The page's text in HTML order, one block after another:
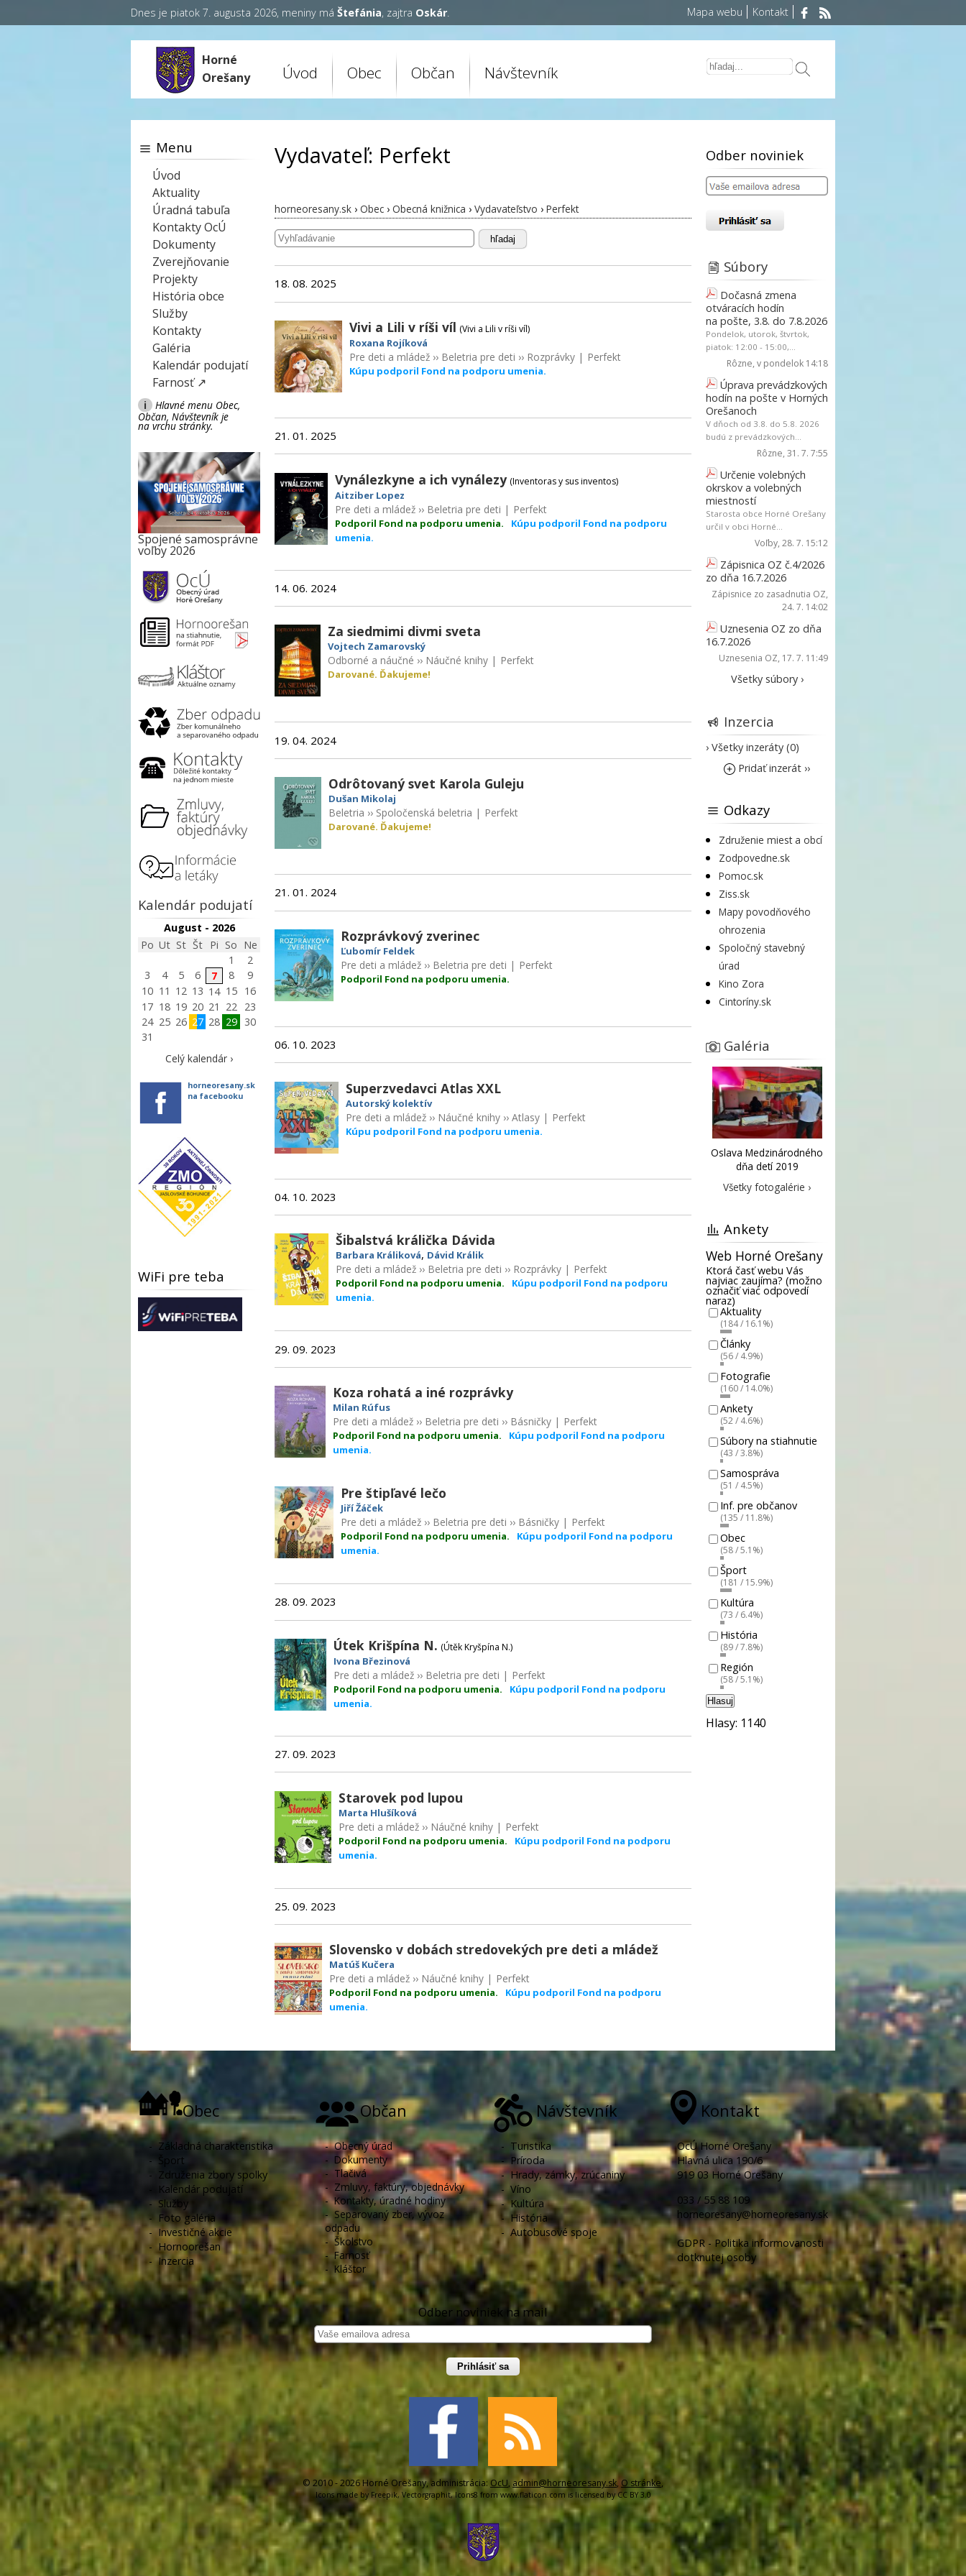
Dnes je piatok 7. augusta 2026, meniny má Štefánia, zajtra Oskár. Mapa webu Kontakt
Horné
Orešany
Úvod Obec Občan Návštevník
Vydavateľ: Perfekt
horneoresany.sk › Obec › Obecná knižnica › Vydavateľstvo › Perfekt
hľadaj
18. 08. 2025
Vivi a Lili v ríši víl (Vivi a Lili v ríši víl)
Roxana Rojíková
Pre deti a mládež›› Beletria pre deti ›› Rozprávky| Perfekt
Kúpu podporil Fond na podporu umenia.
21. 01. 2025
Vynálezkyne a ich vynálezy (Inventoras y sus inventos)
Aitziber Lopez
Pre deti a mládež›› Beletria pre deti | Perfekt
Podporil Fond na podporu umenia.
Kúpu podporil Fond na podporu
umenia.
14. 06. 2024
Za siedmimi divmi sveta
Vojtech Zamarovský
Odborné a náučné ›› Náučné knihy | Perfekt
Darované. Ďakujeme!
19. 04. 2024
Odrôtovaný svet Karola Guleju
Dušan Mikolaj
Beletria ›› Spoločenská beletria | Perfekt
Darované. Ďakujeme!
21. 01. 2024
Rozprávkový zverinec
Ľubomír Feldek
Pre deti a mládež ›› Beletria pre deti | Perfekt
Podporil Fond na podporu umenia.
06. 10. 2023
Superzvedavci Atlas XXL
Autorský kolektív
Pre deti a mládež ›› Náučné knihy ››Atlasy | Perfekt
Kúpu podporil Fond na podporu umenia.
04. 10. 2023
Šibalstvá králička Dávida
Barbara Králiková, Dávid Králik
Pre deti a mládež›› Beletria pre deti ›› Rozprávky| Perfekt
Podporil Fond na podporu umenia.
Kúpu podporil Fond na podporu
umenia.
29. 09. 2023
Koza rohatá a iné rozprávky
Milan Rúfus
Pre deti a mládež ›› Beletria pre deti ›› Básničky | Perfekt
Podporil Fond na podporu umenia.
Kúpu podporil Fond na podporu
umenia.
Pre štipľavé lečo
Jiří Žáček
Pre deti a mládež›› Beletria pre deti ›› Básničky| Perfekt
Podporil Fond na podporu umenia.
Kúpu podporil Fond na podporu
umenia.
28. 09. 2023
Útek Krišpína N. (Útěk Kryšpína N.)
Ivona Březinová
Pre deti a mládež›› Beletria pre deti | Perfekt
Podporil Fond na podporu umenia.
Kúpu podporil Fond na podporu
umenia.
27. 09. 2023
Starovek pod lupou
Marta Hlušíková
Pre deti a mládež›› Náučné knihy| Perfekt
Podporil Fond na podporu umenia.
Kúpu podporil Fond na podporu
umenia.
25. 09. 2023
Slovensko v dobách stredovekých pre deti a mládež
Matúš Kučera
Pre deti a mládež›› Náučné knihy| Perfekt
Podporil Fond na podporu umenia.
Kúpu podporil Fond na podporu
umenia.
Menu
Úvod
Aktuality
Úradná tabuľa
Kontakty OcÚ
Dokumenty
Zverejňovanie
Projekty
História obce
Služby
Kontakty
Galéria
Kalendár podujatí
Farnosť ↗
i
Hlavné menu Obec,
Občan, Návštevník je
na vrchu stránky.
Spojené samosprávne
voľby 2026
Kalendár podujatí
August - 2026
Po Ut St Št Pi So Ne
1
2
3
4 5 6 7 8
9
10 11 12 13 14 15
16
17 18 19 20 21 22
23
24 25 26 27 28 29
30
31
Celý kalendár ›
horneoresany.sk
na facebooku
WiFi pre teba
Odber noviniek
Súbory
Dočasná zmena
otváracích hodín
na pošte, 3.8. do 7.8.2026
Pondelok, utorok, štvrtok,
piatok: 12:00 - 15:00,...
Rôzne, v pondelok 14:18
Úprava prevádzkových
hodín na pošte v Horných
Orešanoch
V dňoch od 3.8. do 5.8. 2026
budú z prevádzkových...
Rôzne, 31. 7. 7:55
Určenie volebných
okrskov a volebných
miestností
Starosta obce Horné Orešany
určil v obci Horné...
Voľby, 28. 7. 15:12
Zápisnica OZ č.4/2026
zo dňa 16.7.2026
Zápisnice zo zasadnutia OZ,
24. 7. 14:02
Uznesenia OZ zo dňa
16.7.2026
Uznesenia OZ, 17. 7. 11:49
Všetky súbory ›
Inzercia
› Všetky inzeráty (0)
Pridať inzerát ››
Odkazy
Združenie miest a obcí
Zodpovedne.sk
Pomoc.sk
Ziss.sk
Mapy povodňového
ohrozenia
Spoločný stavebný
úrad
Kino Zora
Cintoríny.sk
Galéria
Oslava Medzinárodného
dňa detí 2019
Všetky fotogalérie ›
Ankety
Web Horné Orešany
Ktorá časť webu Vás
najviac zaujíma? (možno
označiť viac odpovedí
naraz)
Aktuality
(184 / 16.1%)
Články
(56 / 4.9%)
Fotografie
(160 / 14.0%)
Ankety
(52 / 4.6%)
Súbory na stiahnutie
(43 / 3.8%)
Samospráva
(51 / 4.5%)
Inf. pre občanov
(135 / 11.8%)
Obec
(58 / 5.1%)
Šport
(181 / 15.9%)
Kultúra
(73 / 6.4%)
História
(89 / 7.8%)
Región
(58 / 5.1%)
Hlasuj
Hlasy: 1140
Obec
- Základná charakteristika
- Šport
- Združenia zbory spolky
- Kalendár podujatí
-Služby
- Foto galéria
- Investičné akcie
- Hornoorešan
-Inzercia
Občan
-Obecný úrad
- Dokumenty
- Tlačivá
- Zmluvy, faktúry, objednávky
-Kontakty, úradné hodiny
-Separovaný zber, vývoz
odpadu
-Školstvo
-Farnosť
-Kláštor
Návštevník
- Turistika
-Príroda
-Hrady, zámky, zrúcaniny
-Víno
-Kultúra
- História
- Autobusové spoje
Kontakt
OcÚ Horné Orešany
Hlavná ulica 190/6
919 03 Horné Orešany
033 / 55 88 109
horneoresany@horneoresany.sk
GDPR - Politika informovanosti
dotknutej osoby
Odber noviniek na mail
Prihlásiť sa
© 2010 - 2026 Horné Orešany, administrácia: OcU, admin@horneoresany.sk, O stránke,
Icons made by Freepik, Vectorgraphit,Icons8 from www.flaticon.com is licensed byCC BY 3.0